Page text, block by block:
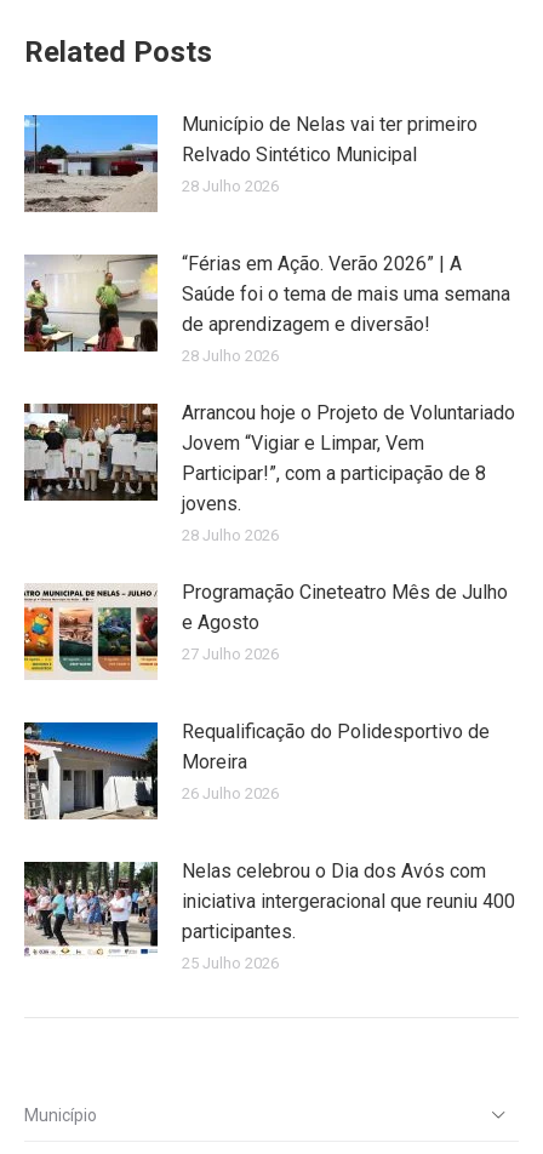
Related Posts
Município de Nelas vai ter primeiro
Relvado Sintético Municipal
28 Julho 2026
“Férias em Ação. Verão 2026” | A
Saúde foi o tema de mais uma semana
de aprendizagem e diversão!
28 Julho 2026
Arrancou hoje o Projeto de Voluntariado
Jovem “Vigiar e Limpar, Vem
Participar!”, com a participação de 8
jovens.
28 Julho 2026
Programação Cineteatro Mês de Julho
e Agosto
27 Julho 2026
Requalificação do Polidesportivo de
Moreira
26 Julho 2026
Nelas celebrou o Dia dos Avós com
iniciativa intergeracional que reuniu 400
participantes.
25 Julho 2026
Município